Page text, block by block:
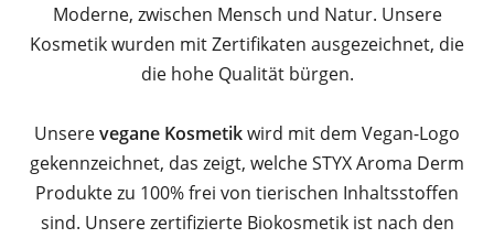
Moderne, zwischen Mensch und Natur. Unsere
Kosmetik wurden mit Zertifikaten ausgezeichnet, die
die hohe Qualität bürgen.
Unserevegane Kosmetikwird mit dem Vegan-Logo
gekennzeichnet, das zeigt, welche STYX Aroma Derm
Produkte zu 100% frei von tierischen Inhaltsstoffen
sind. Unsere zertifizierte Biokosmetik ist nach den